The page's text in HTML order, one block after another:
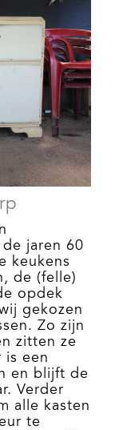
jaren 60
keukens
de (felle)
opdek
gekozen
Zo zijn
zitten ze
is een
en blijft de
Verder
alle kasten
te